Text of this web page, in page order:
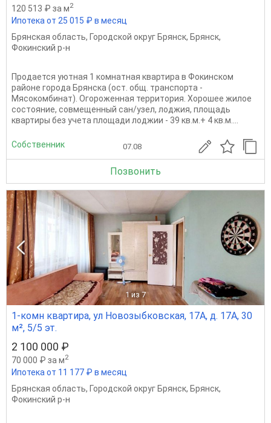
120 513 ₽ за м2
Ипотека от 25 015 ₽ в месяц
Брянская область, Городской округ Брянск, Брянск,
Фокинский р-н
Продается уютная 1 комнатная квартира в Фокинском
районе города Брянска (ост. общ. транспорта -
Мясокомбинат). Огороженная территория. Хорошее жилое
состояние, совмещенный сан/узел, лоджия, площадь
квартиры без учета площади лоджии - 39 кв.м.+ 4 кв.м....
Собственник 07.08
Позвонить
1 из 7
1-комн квартира, ул Новозыбковская, 17А, д. 17А, 30
м², 5/5 эт.
2 100 000 ₽
70 000 ₽ за м2
Ипотека от 11 177 ₽ в месяц
Брянская область, Городской округ Брянск, Брянск,
Фокинский р-н